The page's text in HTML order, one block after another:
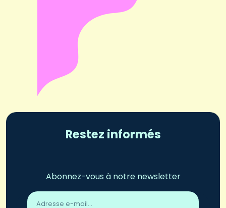
Restez informés
Abonnez-vous à notre newsletter
Adresse
email